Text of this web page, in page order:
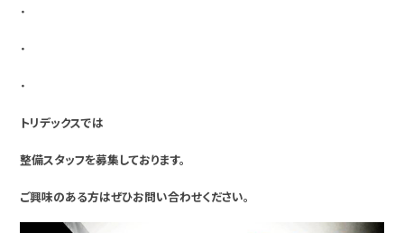
・
・
・
トリデックスでは
整備スタッフを募集しております。
ご興味のある方はぜひお問い合わせください。